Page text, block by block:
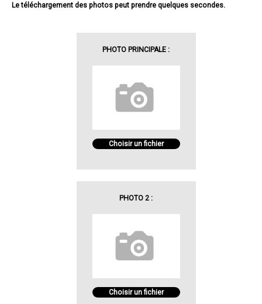
Le téléchargement des photos peut prendre quelques secondes.
PHOTO PRINCIPALE :
Choisir un fichier
PHOTO 2 :
Choisir un fichier